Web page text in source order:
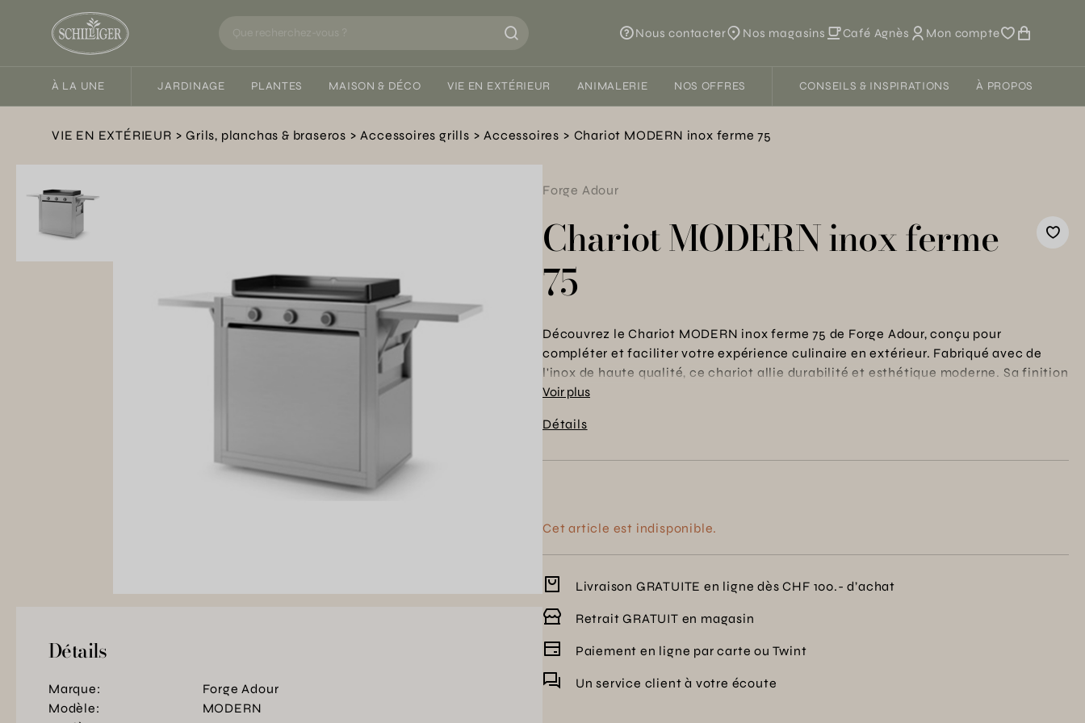
Nous contacter Nos magasins Café Agnès Mon compte
À LA UNE JARDINAGE PLANTES MAISON & DÉCO VIE EN EXTÉRIEUR ANIMALERIE NOS OFFRES CONSEILS & INSPIRATIONS À PROPOS
VIE EN EXTÉRIEUR Grils, planchas & braseros Accessoires grills Accessoires Chariot MODERN inox ferme 75
Détails
Marque:
Forge Adour
Modèle:
MODERN
Forge Adour
Chariot MODERN inox ferme
75
Découvrez le Chariot MODERN inox ferme 75 de Forge Adour, conçu pour
compléter et faciliter votre expérience culinaire en extérieur. Fabriqué avec de
l'inox de haute qualité, ce chariot allie durabilité et esthétique moderne. Sa finition
en inox assure une résistance optimale aux intempéries. Idéal pour organiser vos
moments en famille ou entre amis autour du barbecue.
Voir plus
Détails
Cet article est indisponible.
Livraison GRATUITE en ligne dès CHF 100.- d’achat
Retrait GRATUIT en magasin
Paiement en ligne par carte ou Twint
Un service client à votre écoute